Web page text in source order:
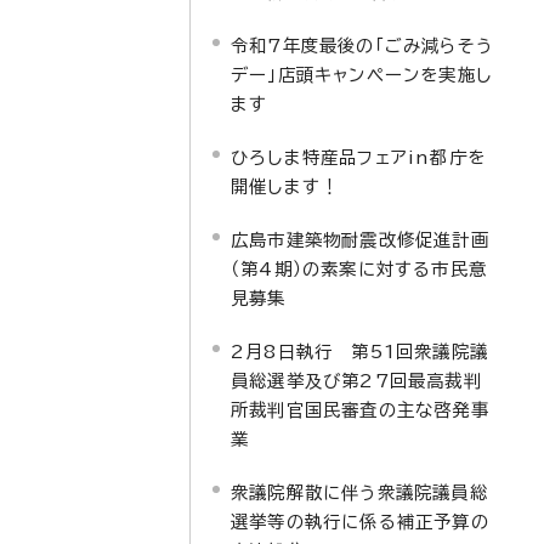
令和7年度最後の「ごみ減らそう
デー」店頭キャンペーンを実施し
ます
ひろしま特産品フェアin都庁を
開催します！
広島市建築物耐震改修促進計画
（第4期）の素案に対する市民意
見募集
2月8日執行 第51回衆議院議
員総選挙及び第27回最高裁判
所裁判官国民審査の主な啓発事
業
衆議院解散に伴う衆議院議員総
選挙等の執行に係る補正予算の